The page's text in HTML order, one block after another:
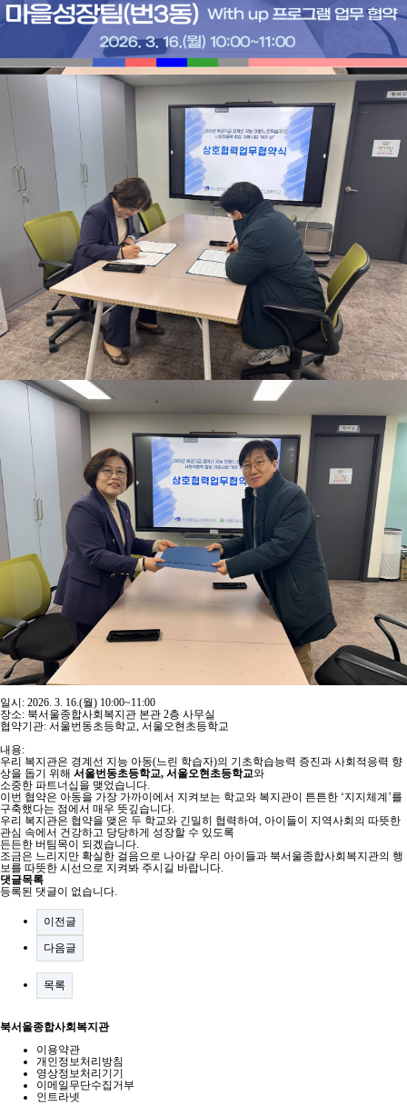
일시: 2026. 3. 16.(월) 10:00~11:00
장소: 북서울종합사회복지관 본관 2층 사무실
협약기관: 서울번동초등학교, 서울오현초등학교
내용:
우리 복지관은 경계선 지능 아동(느린 학습자)의 기초학습능력 증진과 사회적응력 향
상을 돕기 위해 서울번동초등학교, 서울오현초등학교와
소중한 파트너십을 맺었습니다.
이번 협약은 아동을 가장 가까이에서 지켜보는 학교와 복지관이 튼튼한 ‘지지체계’를
구축했다는 점에서 매우 뜻깊습니다.
우리 복지관은 협약을 맺은 두 학교와 긴밀히 협력하여, 아이들이 지역사회의 따뜻한
관심 속에서 건강하고 당당하게 성장할 수 있도록
든든한 버팀목이 되겠습니다.
조금은 느리지만 확실한 걸음으로 나아갈 우리 아이들과 북서울종합사회복지관의 행
보를 따뜻한 시선으로 지켜봐 주시길 바랍니다.
댓글목록
등록된 댓글이 없습니다.
이전글
다음글
목록
북서울종합사회복지관
이용약관
개인정보처리방침
영상정보처리기기
이메일무단수집거부
인트라넷